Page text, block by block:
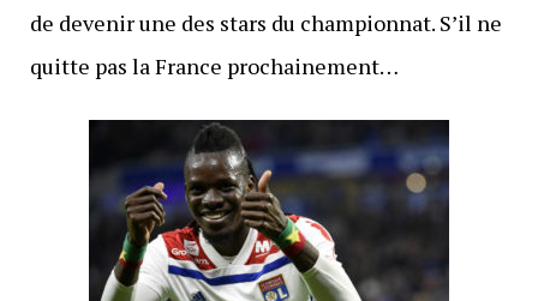
de devenir une des stars du championnat. S’il ne
quitte pas la France prochainement…